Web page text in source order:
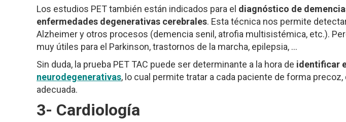
Los estudios PET también están indicados para el diagnóstico de
enfermedades degenerativas cerebrales. Esta técnica nos permite
Alzheimer y otros procesos (demencia senil, atrofia multisistémica, etc.).
muy útiles para el Parkinson, trastornos de la marcha, epilepsia, …
Sin duda, la prueba PET TAC puede ser determinante a la hora de identificar
neurodegenerativas, lo cual permite tratar a cada paciente de forma
adecuada.
3- Cardiología